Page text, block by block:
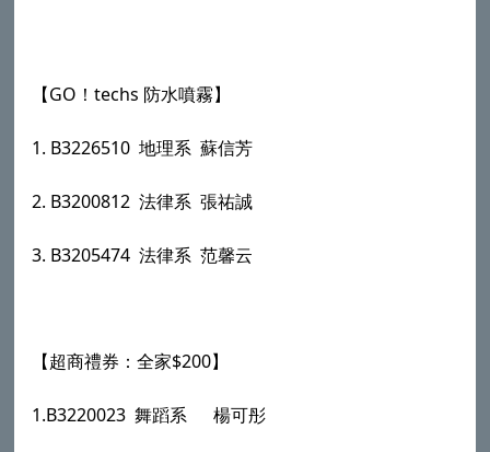
【 GO ！techs 防水噴霧】
1. B3226510 地理系 蘇信芳
2. B3200812 法律系 張祐誠
3. B3205474 法律系 范馨云
【超商禮券：全家$200】
1.B3220023 舞蹈系 楊可彤